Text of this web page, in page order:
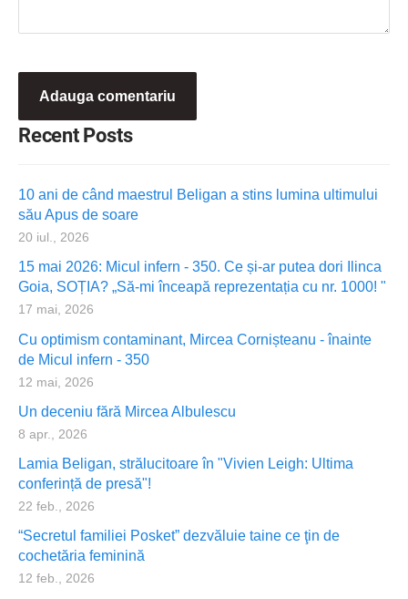
Recent Posts
10 ani de când maestrul Beligan a stins lumina ultimului
său Apus de soare
20 iul., 2026
15 mai 2026: Micul infern - 350. Ce și-ar putea dori Ilinca
Goia, SOȚIA? „Să-mi înceapă reprezentația cu nr. 1000! "
17 mai, 2026
Cu optimism contaminant, Mircea Cornișteanu - înainte
de Micul infern - 350
12 mai, 2026
Un deceniu fără Mircea Albulescu
8 apr., 2026
Lamia Beligan, strălucitoare în "Vivien Leigh: Ultima
conferință de presă"!
22 feb., 2026
“Secretul familiei Posket” dezvăluie taine ce ţin de
cochetăria feminină
12 feb., 2026